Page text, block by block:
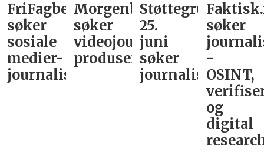
FriFagbevegelse
søker
sosiale
medier-
journalist
Morgenbladet
søker
videojournalist/podkast-
produsent
Støttegruppa
25.
juni
søker
journalist
søker
-
OSINT,
og
digital